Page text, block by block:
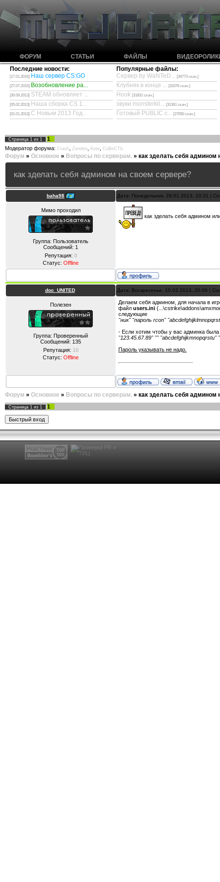
ФОРУМ СТАТЬИ ФАЙЛЫ
Последние новости:
[17.01.2016] Наш сервер CS:GO
[27.07.2015] Возобновление ра...
[30.09.2013] STEAM обновляет ...
[05.02.2013] Наша сборка CS 1...
[01.01.2013] С Новым 2013 Год...
Популярные файлы:
Сервер by WaNTeD... [34773 скач.]
Клубняк в конце ... [33376 скач.]
Hook [31831 скач.]
звуки monsterkil... [31361 скач.]
Готовый PUBLIC с... [27050 скач.]
Страница 1 из 1
1
Модератор форума: Crash Zenden Kote CoBeCTb
Форум » Основное » Вопросы по серверам. » как зделать себя админом
как зделать себя админом на своем сервере?
baha98 Дата: Понедельник, 28.01.2013, 10:31 |
Мимо проходил
Группа: Пользователь
Сообщений: 1
Репутация: 0
Статус: Offline
как зделать себя админом
doc_UNITED Дата: Воскресенье, 10.02.2013, 20:06 |
Полезен
Группа: Проверенный
Сообщений: 135
Репутация: 10
Статус: Offline
Делаем себя админом, для начала в
файл users.ini
следующие
"ник" "пароль rcon"
- Если хотим чтобы у вас админка
"123.45.67.89" "" "abcdefghijkmnopqrstu"
Пароль указывать не надо.
Форум » Основное » Вопросы по серверам. » как зделать себя админом
Страница 1 из 1 1